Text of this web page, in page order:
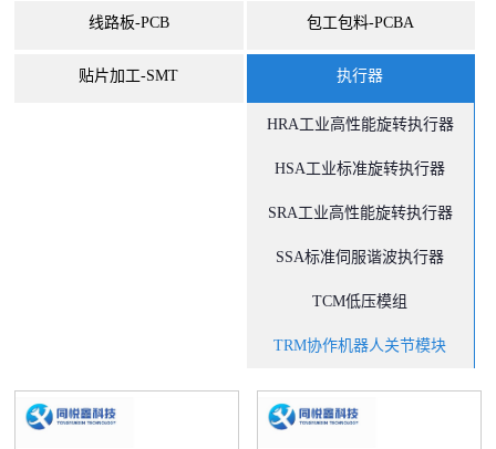
线路板-PCB 包工包料-PCBA
贴片加工-SMT 执行器
HRA工业高性能旋转执行器
HSA工业标准旋转执行器
SRA工业高性能旋转执行器
SSA标准伺服谐波执行器
TCM低压模组
TRM协作机器人关节模块